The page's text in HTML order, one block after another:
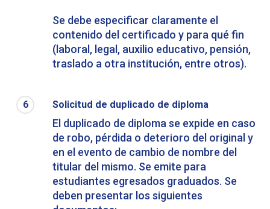
Se debe especificar claramente el
contenido del certificado y para qué fin
(laboral, legal, auxilio educativo, pensión,
traslado a otra institución, entre otros).
6 Solicitud de duplicado de diploma
El duplicado de diploma se expide en caso
de robo, pérdida o deterioro del original y
en el evento de cambio de nombre del
titular del mismo. Se emite para
estudiantes egresados graduados. Se
deben presentar los siguientes